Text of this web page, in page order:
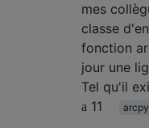
mes
classe
fonction
jour une
Tel qu'il
11
arcpy